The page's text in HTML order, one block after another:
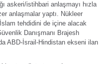
askeri/istihbari anlaşmayı hızla
anlaşmalar yaptı. Nükleer
tehdidini de içine alacak
Danışmanı Brajesh
ABD-İsrail-Hindistan ekseni ilan